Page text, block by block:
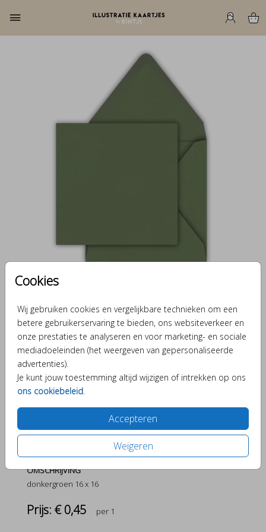
Cookies
Wij gebruiken cookies en vergelijkbare technieken om een
betere gebruikerservaring te bieden, ons websiteverkeer en
onze prestaties te analyseren en voor marketing- en sociale
mediadoeleinden (het weergeven van gepersonaliseerde
advertenties).
Je kunt jouw toestemming altijd wijzigen of intrekken op ons
ons cookiebeleid.
Accepteren
Weigeren
Donkergroen 16 X 16
Aantal
Verschillende elementjes om je kaartje bijzonder te
OMSCHRIJVING
donkergroen 16 x 16
Prijs: € 0,45 per 1